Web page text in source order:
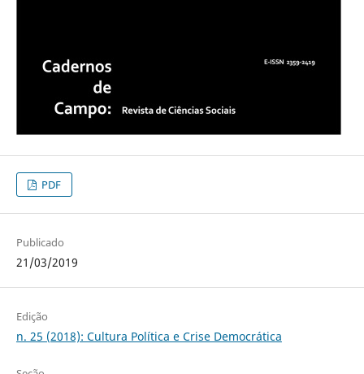
PDF
Publicado
21/03/2019
Edição
n. 25 (2018): Cultura Política e Crise Democrática